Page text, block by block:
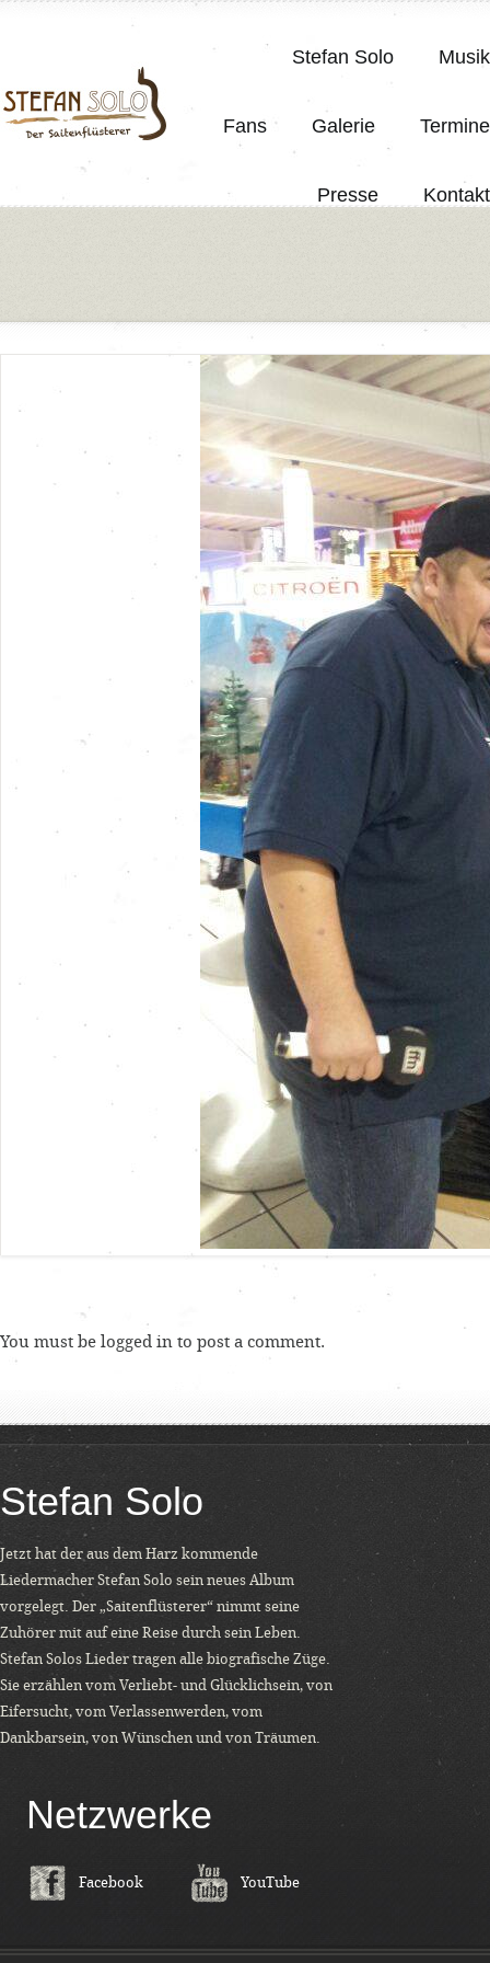
Stefan Solo Musik
Fans Galerie Termine
Presse Kontakt
You must be logged in to post a comment.
Stefan Solo
Jetzt hat der aus dem Harz kommende
Liedermacher Stefan Solo sein neues Album
vorgelegt. Der „Saitenflüsterer“ nimmt seine
Zuhörer mit auf eine Reise durch sein Leben.
Stefan Solos Lieder tragen alle biografische Züge.
Sie erzählen vom Verliebt- und Glücklichsein, von
Eifersucht, vom Verlassenwerden, vom
Dankbarsein, von Wünschen und von Träumen.
Netzwerke
Facebook YouTube